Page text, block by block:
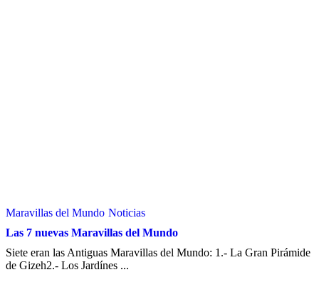
Maravillas del Mundo Noticias
Las 7 nuevas Maravillas del Mundo
Siete eran las Antiguas Maravillas del Mundo: 1.- La Gran Pirámide
de Gizeh2.- Los Jardínes ...